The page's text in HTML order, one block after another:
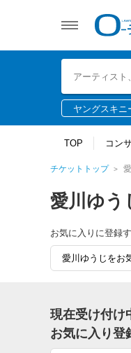
ヤングスキニ
TOP コン
チケットトップ
愛川ゆう
お気に入りに登録
愛川ゆうじをお
現在受け付け
お気に入り登